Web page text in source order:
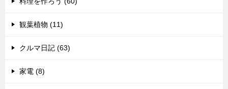
観葉植物 (11)
クルマ日記 (63)
家電 (8)